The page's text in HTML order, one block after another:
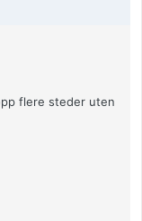
flere steder uten